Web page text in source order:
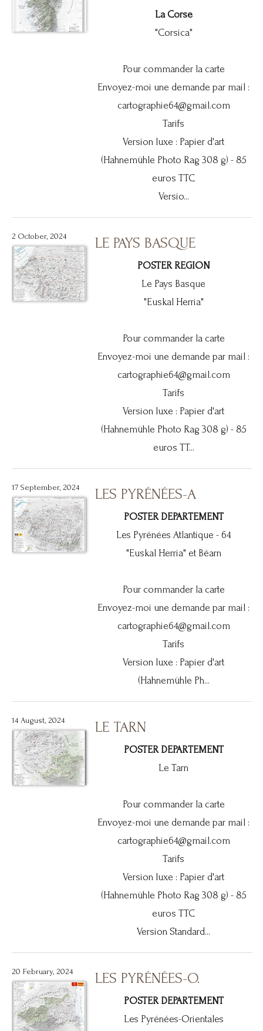
La Corse
"Corsica"
Pour commander la carte
Envoyez-moi une demande par mail :
cartographie64@gmail.com
Tarifs
Version luxe : Papier d'art
(Hahnemühle Photo Rag 308 g) - 85
euros TTC
Versio...
2 October, 2024 LE PAYS BASQUE
POSTER REGION
Le Pays Basque
"Euskal Herria"
Pour commander la carte
Envoyez-moi une demande par mail :
cartographie64@gmail.com
Tarifs
Version luxe : Papier d'art
(Hahnemühle Photo Rag 308 g) - 85
euros TT...
17 September, 2024 LES PYRÉNÉES-A
POSTER DEPARTEMENT
Les Pyrénées Atlantique - 64
"Euskal Herria" et Béarn
Pour commander la carte
Envoyez-moi une demande par mail :
cartographie64@gmail.com
Tarifs
Version luxe : Papier d'art
(Hahnemühle Ph...
14 August, 2024 LE TARN
POSTER DEPARTEMENT
Le Tarn
Pour commander la carte
Envoyez-moi une demande par mail :
cartographie64@gmail.com
Tarifs
Version luxe : Papier d'art
(Hahnemühle Photo Rag 308 g) - 85
euros TTC
Version Standard...
20 February, 2024 LES PYRÉNÉES-O.
POSTER DEPARTEMENT
Les Pyrénées-Orientales